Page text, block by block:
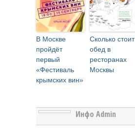
В Москве
пройдёт
первый
«Фестиваль
крымских вин»
Сколько стоит
обед в
ресторанах
Москвы
Инфо Admin